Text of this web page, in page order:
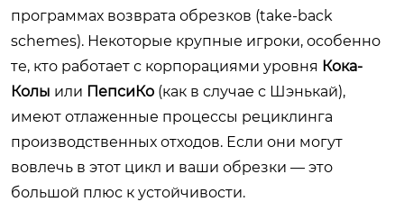
программах возврата обрезков (take-back
schemes). Некоторые крупные игроки, особенно
те, кто работает с корпорациями уровня Кока-
Колы или ПепсиКо (как в случае с Шэнькай),
имеют отлаженные процессы рециклинга
производственных отходов. Если они могут
вовлечь в этот цикл и ваши обрезки — это
большой плюс к устойчивости.